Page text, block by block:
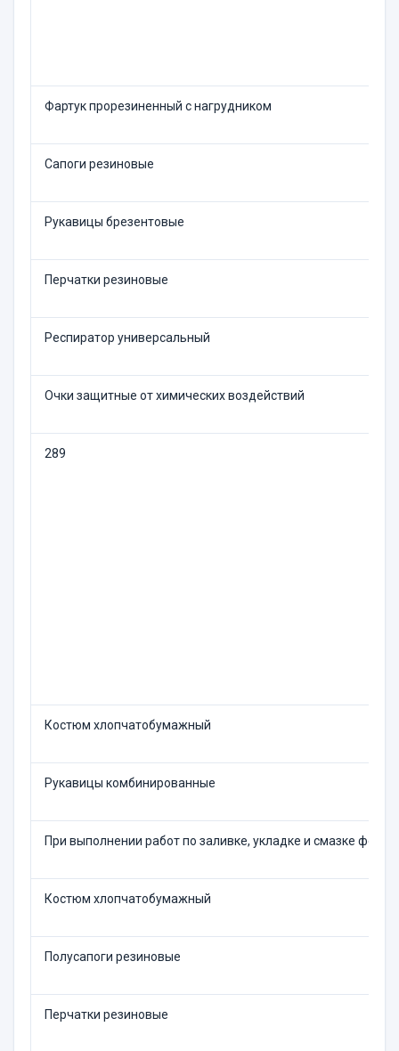
Фартук прорезиненный с нагрудником
Сапоги резиновые
Рукавицы брезентовые
Перчатки резиновые
Респиратор универсальный
Очки защитные от химических воздействий
289
Костюм хлопчатобумажный
Рукавицы комбинированные
При выполнении работ по заливке, укладке и смазке форм
Костюм хлопчатобумажный
Полусапоги резиновые
Перчатки резиновые